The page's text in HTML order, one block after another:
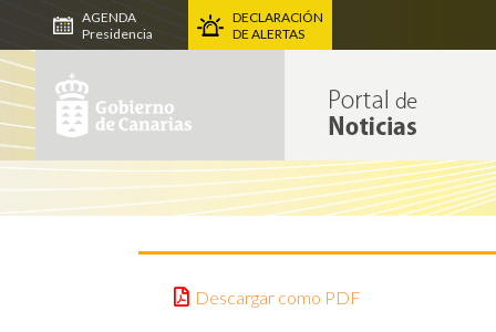
AGENDA
Presidencia
DECLARACIÓN
DE ALERTAS
Descargar como PDF